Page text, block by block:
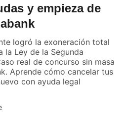
y empieza de
logró la exoneración total
la Ley de la Segunda
real de concurso sin masa
Aprende cómo cancelar tus
con ayuda legal